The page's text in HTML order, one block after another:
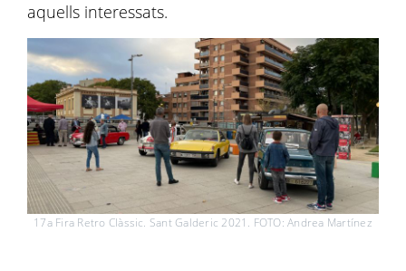
aquells interessats.
17a Fira Retro Clàssic. Sant Galderic 2021. FOTO: Andrea Martínez